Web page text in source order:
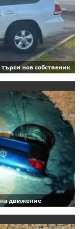
нов собственик
движение